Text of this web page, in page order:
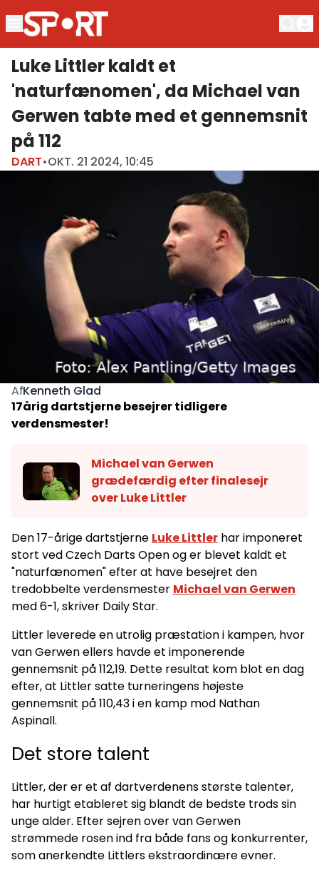
Luke Littler kaldt et
'naturfænomen', da Michael van
Gerwen tabte med et gennemsnit
på 112
DART•OKT. 21 2024, 10:45
AfKenneth Glad
17årig dartstjerne besejrer tidligere
verdensmester!
Michael van Gerwen
grædefærdig efter finalesejr
over Luke Littler
Den 17-årige dartstjerne Luke Littler har imponeret
stort ved Czech Darts Open og er blevet kaldt et
"naturfænomen" efter at have besejret den
tredobbelte verdensmester Michael van Gerwen
med 6-1, skriver Daily Star.
Littler leverede en utrolig præstation i kampen, hvor
van Gerwen ellers havde et imponerende
gennemsnit på 112,19. Dette resultat kom blot en dag
efter, at Littler satte turneringens højeste
gennemsnit på 110,43 i en kamp mod Nathan
Aspinall.
Det store talent
Littler, der er et af dartverdenens største talenter,
har hurtigt etableret sig blandt de bedste trods sin
unge alder. Efter sejren over van Gerwen
strømmede rosen ind fra både fans og konkurrenter,
som anerkendte Littlers ekstraordinære evner.